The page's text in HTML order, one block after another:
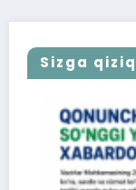
Sizga